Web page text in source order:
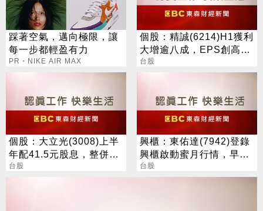
踩著空氣，邁向極限，讓
每一步都輕盈有力
PR・NIKE AIR MAX
個股：精誠(6214)H1獲利
大增逾八成，EPS創高達
6.15元，H2強攻AI與全球
台股
個股：大立光(3008)上半
年配41.5元股息，整併大
陽科技為100%子公司
台股
興櫃：東佑達(7942)登錄
興櫃啟動蜜月行情，早盤
一度大漲186%
台股